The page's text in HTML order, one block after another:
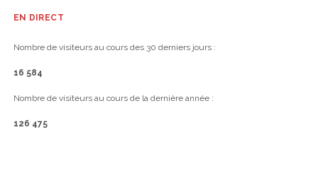
EN DIRECT
Nombre de visiteurs au cours des 30 derniers jours :
16 584
Nombre de visiteurs au cours de la dernière année :
126 475